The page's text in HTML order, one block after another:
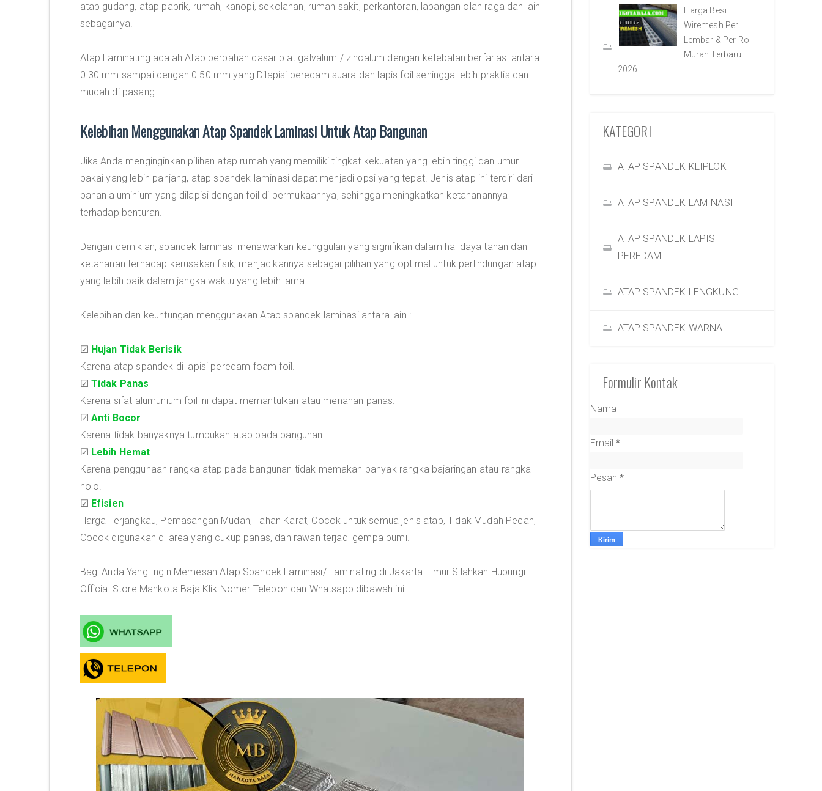
atap gudang, atap pabrik, rumah, kanopi, sekolahan, rumah sakit, perkantoran, lapangan olah raga dan lain
sebagainya.
Atap Laminating adalah Atap berbahan dasar plat galvalum / zincalum dengan ketebalan berfariasi antara
0.30 mm sampai dengan 0.50 mm yang Dilapisi peredam suara dan lapis foil sehingga lebih praktis dan
mudah di pasang.
Kelebihan Menggunakan Atap Spandek Laminasi Untuk Atap Bangunan
Jika Anda menginginkan pilihan atap rumah yang memiliki tingkat kekuatan yang lebih tinggi dan umur
pakai yang lebih panjang, atap spandek laminasi dapat menjadi opsi yang tepat. Jenis atap ini terdiri dari
bahan aluminium yang dilapisi dengan foil di permukaannya, sehingga meningkatkan ketahanannya
terhadap benturan.
Dengan demikian, spandek laminasi menawarkan keunggulan yang signifikan dalam hal daya tahan dan
ketahanan terhadap kerusakan fisik, menjadikannya sebagai pilihan yang optimal untuk perlindungan atap
yang lebih baik dalam jangka waktu yang lebih lama.
Kelebihan dan keuntungan menggunakan Atap spandek laminasi antara lain :
☑ Hujan Tidak Berisik
Karena atap spandek di lapisi peredam foam foil.
☑ Tidak Panas
Karena sifat alumunium foil ini dapat memantulkan atau menahan panas.
☑ Anti Bocor
Karena tidak banyaknya tumpukan atap pada bangunan.
☑ Lebih Hemat
Karena penggunaan rangka atap pada bangunan tidak memakan banyak rangka bajaringan atau rangka
holo.
☑ Efisien
Harga Terjangkau, Pemasangan Mudah, Tahan Karat, Cocok untuk semua jenis atap, Tidak Mudah Pecah,
Cocok digunakan di area yang cukup panas, dan rawan terjadi gempa bumi.
Bagi Anda Yang Ingin Memesan Atap Spandek Laminasi/ Laminating di Jakarta Timur Silahkan Hubungi
Official Store Mahkota Baja Klik Nomer Telepon dan Whatsapp dibawah ini..!!.
Harga Besi
Wiremesh Per
Lembar & Per Roll
Murah Terbaru
2026
KATEGORI
ATAP SPANDEK KLIPLOK
ATAP SPANDEK LAMINASI
ATAP SPANDEK LAPIS
PEREDAM
ATAP SPANDEK LENGKUNG
ATAP SPANDEK WARNA
Formulir Kontak
Nama
Email*
Pesan*